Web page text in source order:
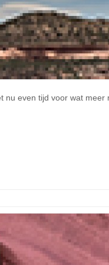
even tijd voor wat meer